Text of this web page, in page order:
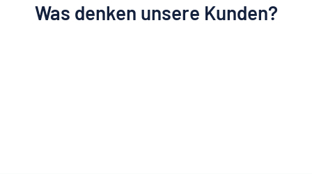
Was denken unsere Kunden?